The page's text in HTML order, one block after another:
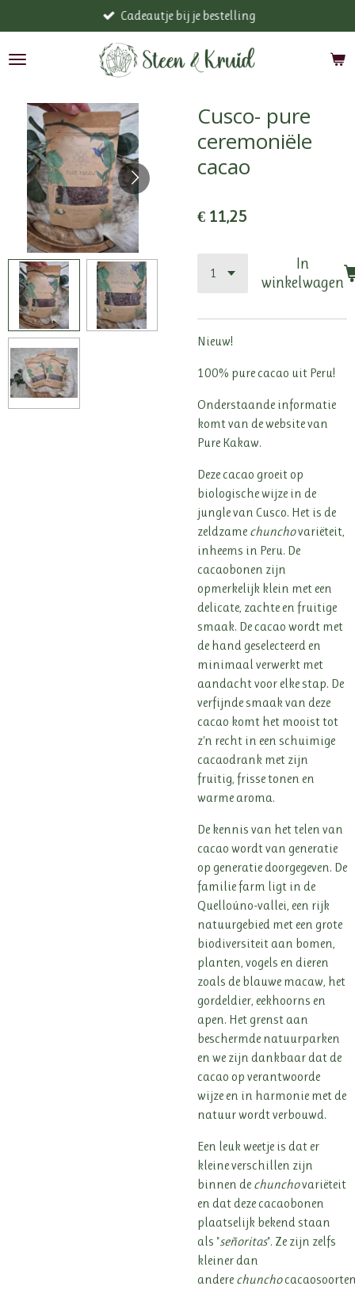
direct
naar
Cadeautje bij je bestelling
Cusco- pure
ceremoniële
cacao
€ 11,25
In
winkelwagen
Nieuw!
100% pure cacao uit Peru!
Onderstaande informatie
komt van de website van
Pure Kakaw.
Deze cacao groeit op
biologische wijze in de
jungle van Cusco. Het is de
zeldzame chunchovariëteit,
inheems in Peru. De
cacaobonen zijn
opmerkelijk klein met een
delicate, zachte en fruitige
smaak. De cacao wordt met
de hand geselecteerd en
minimaal verwerkt met
aandacht voor elke stap. De
verfijnde smaak van deze
cacao komt het mooist tot
z'n recht in een schuimige
cacaodrank met zijn
fruitig, frisse tonen en
warme aroma.
De kennis van het telen van
cacao wordt van generatie
op generatie doorgegeven. De
familie farm ligt in de
Quelloúno-vallei, een rijk
natuurgebied met een grote
biodiversiteit aan bomen,
planten, vogels en dieren
zoals de blauwe macaw, het
gordeldier, eekhoorns en
apen. Het grenst aan
beschermde natuurparken
en we zijn dankbaar dat de
cacao op verantwoorde
wijze en in harmonie met de
natuur wordt verbouwd.
Een leuk weetje is dat er
kleine verschillen zijn
binnen de chunchovariëteit
en dat deze cacaobonen
plaatselijk bekend staan
als "señoritas". Ze zijn zelfs
kleiner dan
andere chuncho